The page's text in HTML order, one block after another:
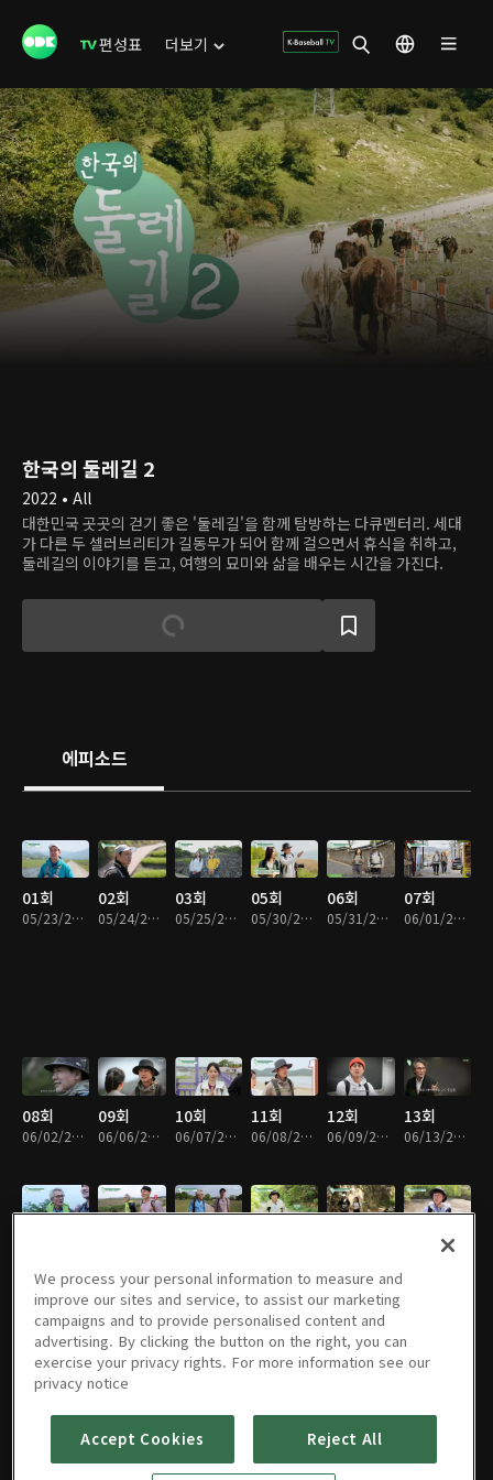
편성표 더보기
한국의 둘레길 2
2022 • All
대한민국 곳곳의 걷기 좋은 '둘레길'을 함께 탐방하는 다큐멘터리. 세대
가 다른 두 셀러브리티가 길동무가 되어 함께 걸으면서 휴식을 취하고,
둘레길의 이야기를 듣고, 여행의 묘미와 삶을 배우는 시간을 가진다.
에피소드
01회
05/23/2022 • 18분
02회
05/24/2022 • 17분
03회
05/25/2022 • 17분
05회
05/30/2022 • 17분
06회
05/31/2022 • 17분
07회
06/01/2022 • 17분
08회
06/02/2022 • 17분
09회
06/06/2022 • 17분
10회
06/07/2022 • 18분
11회
06/08/2022 • 18분
12회
06/09/2022 • 18분
13회
06/13/2022 • 18분
20회
06/23/2022 • 18분
21회 22회 23회 24회 25회
We process your personal information to measure and
improve our sites and service, to assist our marketing
campaigns and to provide personalised content and
advertising. By clicking the button on the right, you can
exercise your privacy rights. For more information see our
privacy notice
Accept Cookies Reject All